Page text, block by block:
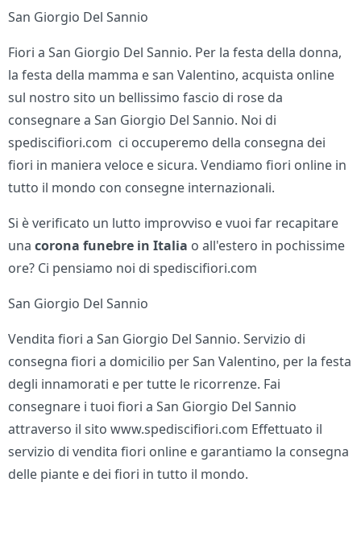
San Giorgio Del Sannio
Fiori a San Giorgio Del Sannio. Per la festa della donna,
la festa della mamma e san Valentino, acquista online
sul nostro sito un bellissimo fascio di rose da
consegnare a San Giorgio Del Sannio. Noi di
spediscifiori.com ci occuperemo della consegna dei
fiori in maniera veloce e sicura. Vendiamo fiori online in
tutto il mondo con consegne internazionali.
Si è verificato un lutto improvviso e vuoi far recapitare
unacorona funebre in Italia o all'estero in pochissime
ore? Ci pensiamo noi di spediscifiori.com
San Giorgio Del Sannio
Vendita fiori a San Giorgio Del Sannio. Servizio di
consegna fiori a domicilio per San Valentino, per la festa
degli innamorati e per tutte le ricorrenze. Fai
consegnare i tuoi fiori a San Giorgio Del Sannio
attraverso il sito www.spediscifiori.com Effettuato il
servizio di vendita fiori online e garantiamo la consegna
delle piante e dei fiori in tutto il mondo.